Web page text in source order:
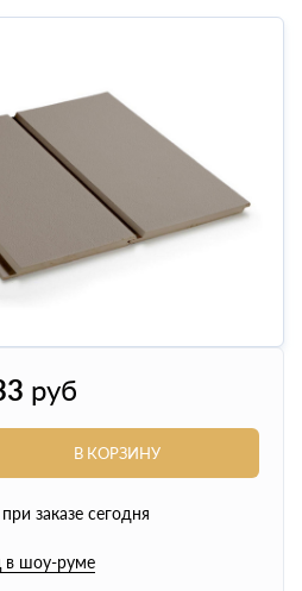
руб
В КОРЗИНУ
заказе сегодня
в шоу-руме